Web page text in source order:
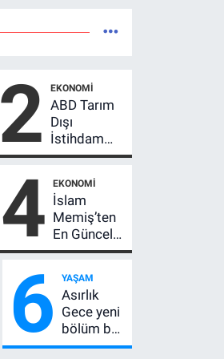
2 EKONOMI
ABD Tarım
Dışı
İstihdam
Verisi Altını
Etkiler? Çok
Basit
Anlatımla
Rehber
4 EKONOMI
İslam
Memiş’ten
En Güncel
Altın
Gram Altın
İçin 6.350
TL Uyarısı,
Yıl Sonu
Beklentisi
6 YAŞAM
Asırlık
Gece yeni
bölüm bu
akşam! 8.